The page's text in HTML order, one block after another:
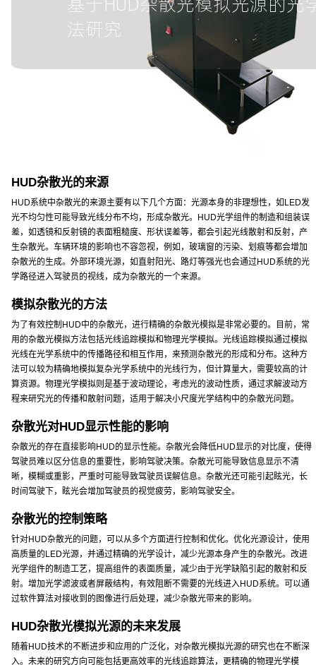
HUD杂散光的来源
HUD系统中杂散光的来源主要有以下几个方面：光源本身的非理想性，如LED发
光不均匀性可能导致光线分布不均，形成杂散光。HUD光学组件的制造和组装误
差，如透镜和反射镜的表面粗糙度、形状误差等，都会引起光线散射和反射，产
生杂散光。车辆环境的影响也不容忽视，例如，玻璃窗的污染、划痕等都会增加
杂散光的生成。外部环境光源，如直射阳光、路灯等强光也会通过HUD系统的光
学路径进入驾驶员的视线，成为杂散光的一个来源。
模拟杂散光的方法
为了有效控制HUD中的杂散光，进行精确的杂散光模拟是非常必要的。目前，常
用的杂散光模拟方法包括光线追踪模拟和物理光学模拟。光线追踪模拟通过模拟
光线在光学系统中的传播路径和相互作用，来预测杂散光的形成和分布。这种方
法可以较为精确地模拟复杂光学系统中的光线行为，但计算量大，需要较高的计
算资源。物理光学模拟则是基于波动理论，考虑光的波动性质，通过求解波动方
程来研究光的传播和散射问题，适用于解决小尺度光学结构中的杂散光问题。
杂散光对HUD显示性能的影响
杂散光的存在直接影响HUD的显示性能。杂散光会降低HUD显示的对比度，使得
驾驶员难以区分信息的重要性，影响驾驶决策。杂散光可能导致信息显示不清
晰，模糊或重影，严重时可能导致驾驶员误解信息。杂散光还可能引起眩光，长
时间驾驶下，眩光会增加驾驶员的视觉疲劳，影响驾驶安全。
杂散光的控制策略
针对HUD杂散光的问题，可以从多个方面进行控制和优化。优化光源设计，使用
高质量的LED光源，并通过精确的光学设计，减少光源本身产生的杂散光。改进
光学组件的制造工艺，提高组件的表面质量，减少由于光学缺陷引起的散射和反
射。增加光学滤波或者屏蔽结构，有效阻断不需要的光线进入HUD系统。可以通
过软件算法对接收到的图像进行后处理，减少杂散光带来的影响。
HUD杂散光模拟光源的未来发展
随着HUD技术的不断进步和应用的广泛化，对杂散光模拟光源的研究也在不断深
入。未来的研究方向可能包括更高效率的光线追踪算法，更精确的物理光学模